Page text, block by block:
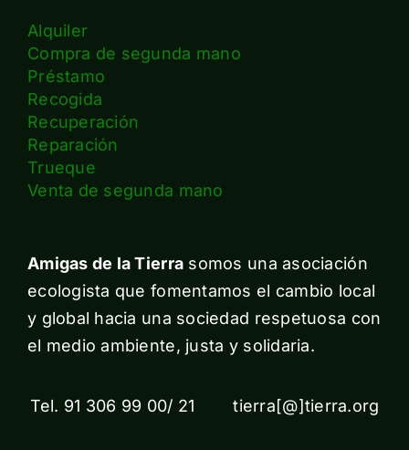
Alquiler
Compra de segunda mano
Préstamo
Recogida
Recuperación
Reparación
Trueque
Venta de segunda mano
Amigas de la Tierra somos una asociación
ecologista que fomentamos el cambio local
y global hacia una sociedad respetuosa con
el medio ambiente, justa y solidaria.
Tel. 91 306 99 00/ 21 tierra[@]tierra.org